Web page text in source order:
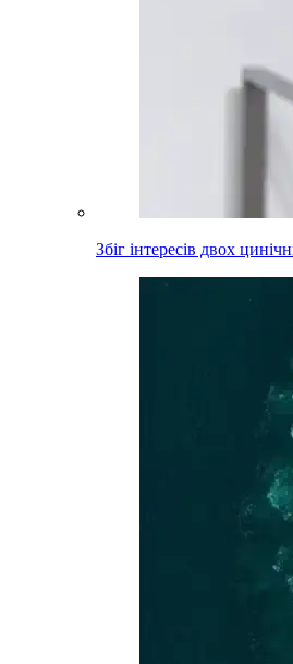
Збіг інтересів двох